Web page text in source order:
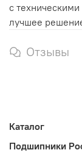
с
лучшее
Отзывы
Каталог
Подшипники